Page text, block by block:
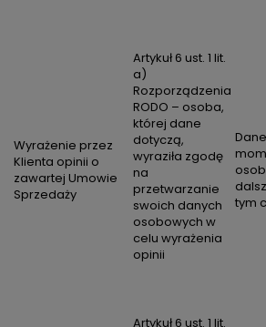
Wyrażenie przez
Klienta opinii o
zawartej Umowie
Sprzedaży
Artykuł 6 ust. 1 lit.
a)
Rozporządzenia
RODO – osoba,
której dane
dotyczą,
wyraziła zgodę
na
przetwarzanie
swoich danych
osobowych w
celu wyrażenia
opinii
tym
Artykuł 6 ust. 1 lit.